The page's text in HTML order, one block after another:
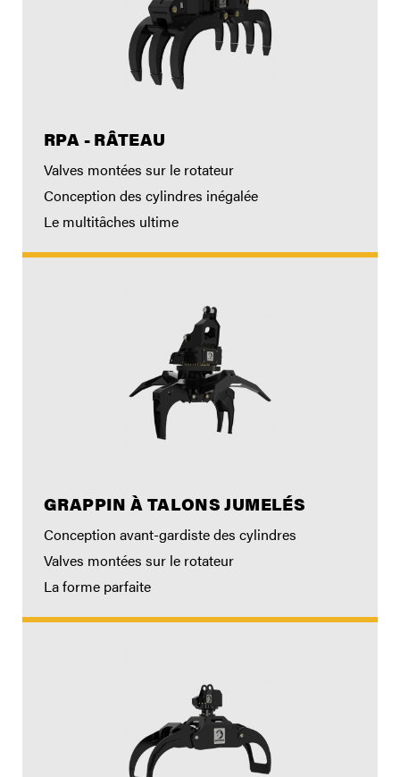
RPA - RÂTEAU
Valves montées sur le rotateur
Conception des cylindres inégalée
Le multitâches ultime
GRAPPIN À TALONS JUMELÉS
Conception avant-gardiste des cylindres
Valves montées sur le rotateur
La forme parfaite